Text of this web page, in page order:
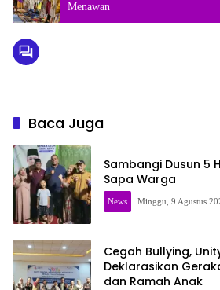
Menawan
Baca Juga
Sambangi Dusun 5
Sapa Warga
News Minggu, 9 Agustus
Cegah Bullying,
Deklarasikan
dan Ramah Anak